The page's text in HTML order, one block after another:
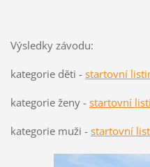
Výsledky závodu:
kategorie děti - startovní
kategorie ženy - startovní
kategorie muži - startovní